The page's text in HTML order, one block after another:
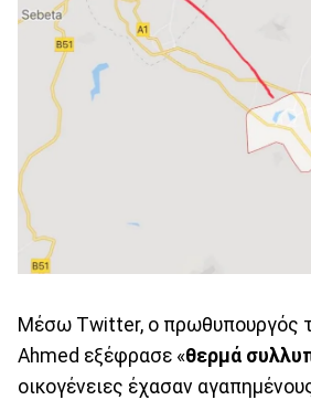
Μέσω Twitter, ο πρωθυπουργός
Ahmed εξέφρασε «θερμά
οικογένειες έχασαν